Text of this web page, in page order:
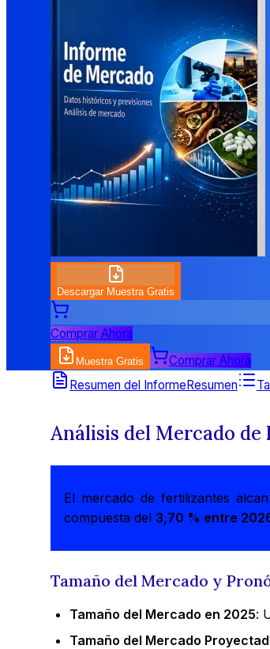
Descargar Muestra Gratis
Comprar Ahora
Muestra Gratis
Comprar Ahora
Resumen del InformeResumen
Análisis del Mercado
El mercado de fertilizantes
compuesta del 3,70 % entre
Tamaño del Mercado y
Tamaño del Mercado en 2025:
Tamaño del Mercado